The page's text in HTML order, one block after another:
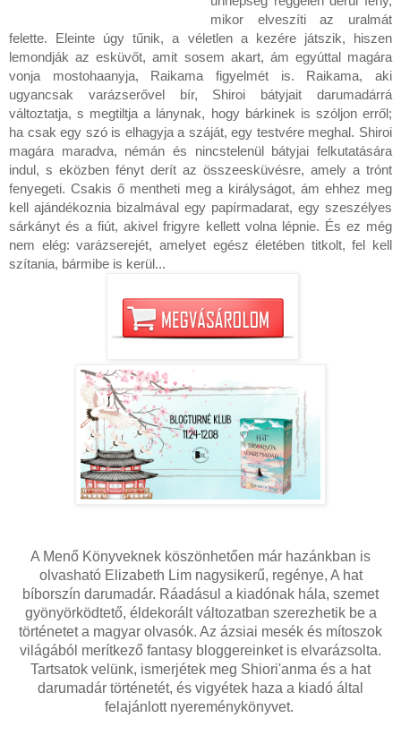
mikor elveszíti az uralmát
felette. Eleinte úgy tűnik, a véletlen a kezére játszik, hiszen
lemondják az esküvőt, amit sosem akart, ám egyúttal magára
vonja mostohaanyja, Raikama figyelmét is. Raikama, aki
ugyancsak varázserővel bír, Shiroi bátyjait darumadárrá
változtatja, s megtiltja a lánynak, hogy bárkinek is szóljon erről;
ha csak egy szó is elhagyja a száját, egy testvére meghal. Shiroi
magára maradva, némán és nincstelenül bátyjai felkutatására
indul, s eközben fényt derít az összeesküvésre, amely a trónt
fenyegeti. Csakis ő mentheti meg a királyságot, ám ehhez meg
kell ajándékoznia bizalmával egy papírmadarat, egy szeszélyes
sárkányt és a fiút, akivel frigyre kellett volna lépnie. És ez még
nem elég: varázserejét, amelyet egész életében titkolt, fel kell
szítania, bármibe is kerül...
A Menő Könyveknek köszönhetően már hazánkban is
olvasható Elizabeth Lim nagysikerű, regénye, A hat
bíborszín darumadár. Ráadásul a kiadónak hála, szemet
gyönyörködtető, éldekorált változatban szerezhetik be a
történetet a magyar olvasók. Az ázsiai mesék és mítoszok
világából merítkező fantasy bloggereinket is elvarázsolta.
Tartsatok velünk, ismerjétek meg Shiori'anma és a hat
darumadár történetét, és vigyétek haza a kiadó által
felajánlott nyereménykönyvet.